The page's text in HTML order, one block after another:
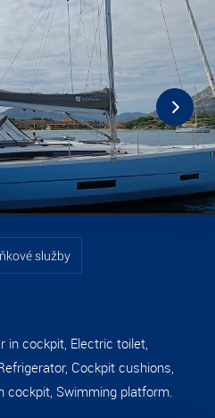
služby
in cockpit, Electric toilet,
Cockpit cushions,
cockpit, Swimming platform.